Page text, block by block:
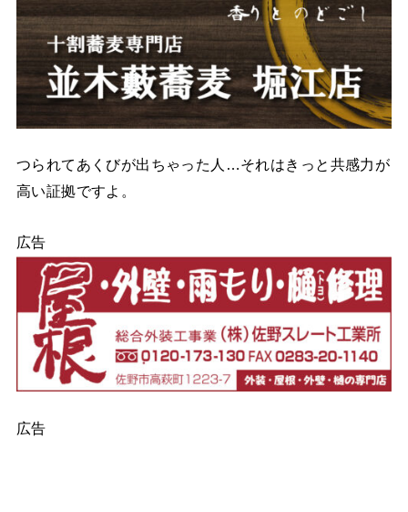
つられてあくびが出ちゃった人…それはきっと共感力が
高い証拠ですよ。
広告
広告